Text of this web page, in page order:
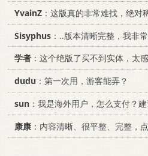
YvainZ ：这版真的非常难找，绝对
Sisyphus ：..版本清晰完整，我非常满
学者 ：这个绝版了买不到实体，太
dudu ：第一次用，游客能弄？
sun ：我是海外用户，怎么支付？
康康 ：内容清晰、很平整、完整，